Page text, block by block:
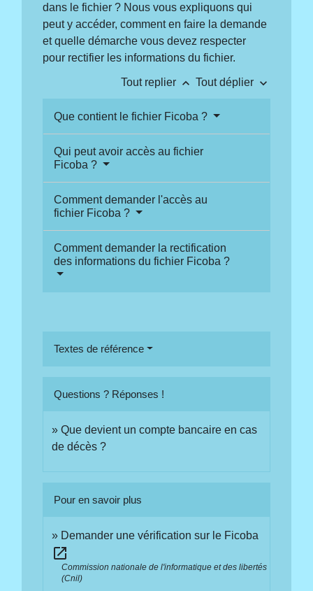
dans le fichier ? Nous vous expliquons qui
peut y accéder, comment en faire la demande
et quelle démarche vous devez respecter
pour rectifier les informations du fichier.
Tout replier keyboard_arrow_up Tout déplier keyboard_arrow_down
Que contient le fichier Ficoba ?
Qui peut avoir accès au fichier
Ficoba ?
Comment demander l'accès au
fichier Ficoba ?
Comment demander la rectification
des informations du fichier Ficoba ?
Textes de référence
Questions ? Réponses !
Que devient un compte bancaire en cas
de décès ?
Pour en savoir plus
Demander une vérification sur le Ficoba
open_in_new
Commission nationale de l'informatique et des libertés
(Cnil)